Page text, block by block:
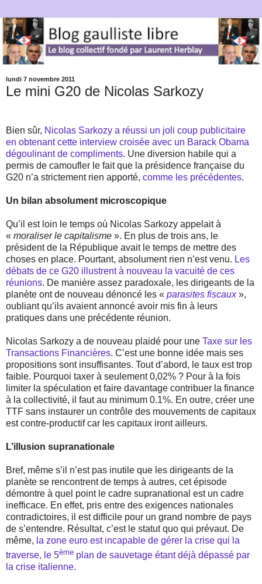
lundi 7 novembre 2011
Le mini G20 de Nicolas Sarkozy
Bien sûr, Nicolas Sarkozy a réussi un joli coup publicitaire
en obtenant cette interview croisée avec un Barack Obama
dégoulinant de compliments. Une diversion habile qui a
permis de camoufler le fait que la présidence française du
G20 n’a strictement rien apporté, comme les précédentes.
Un bilan absolument microscopique
Qu’il est loin le temps où Nicolas Sarkozy appelait à
« moraliser le capitalisme ». En plus de trois ans, le
président de la République avait le temps de mettre des
choses en place. Pourtant, absolument rien n’est venu. Les
débats de ce G20 illustrent à nouveau la vacuité de ces
réunions. De manière assez paradoxale, les dirigeants de la
planète ont de nouveau dénoncé les « parasites fiscaux»,
oubliant qu’ils avaient annoncé avoir mis fin à leurs
pratiques dans une précédente réunion.
Nicolas Sarkozy a de nouveau plaidé pour une Taxe sur les
Transactions Financières. C’est une bonne idée mais ses
propositions sont insuffisantes. Tout d’abord, le taux est trop
faible. Pourquoi taxer à seulement 0,02% ? Pour à la fois
limiter la spéculation et faire davantage contribuer la finance
à la collectivité, il faut au minimum 0.1%. En outre, créer une
TTF sans instaurer un contrôle des mouvements de capitaux
est contre-productif car les capitaux iront ailleurs.
L’illusion supranationale
Bref, même s’il n’est pas inutile que les dirigeants de la
planète se rencontrent de temps à autres, cet épisode
démontre à quel point le cadre supranational est un cadre
inefficace. En effet, pris entre des exigences nationales
contradictoires, il est difficile pour un grand nombre de pays
de s’entendre. Résultat, c’est le statut quo qui prévaut. De
même, la zone euro est incapable de gérer la crise qui la
traverse, le 5ème plan de sauvetage étant déjà dépassé par
la crise italienne.